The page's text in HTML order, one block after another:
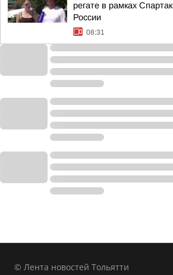
регате в рамках
России
08:31
© Лента новостей Тольятти